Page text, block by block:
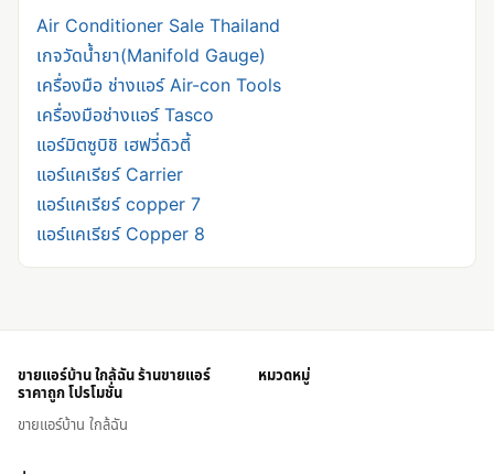
Air Conditioner Sale Thailand
เกจวัดน้ำยา(Manifold Gauge)
เครื่องมือ ช่างแอร์ Air-con Tools
เครื่องมือช่างแอร์ Tasco
แอร์มิตซูบิชิ เฮฟวี่ดิวตี้
แอร์แคเรียร์ Carrier
แอร์แคเรียร์ copper 7
แอร์แคเรียร์ Copper 8
ขายแอร์บ้าน ใกล้ฉัน ร้านขายแอร์
ราคาถูก โปรโมชั่น
ขายแอร์บ้าน ใกล้ฉัน
หมวดหมู่